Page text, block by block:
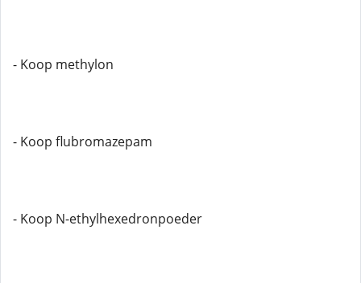
- Koop methylon
- Koop flubromazepam
- Koop N-ethylhexedronpoeder